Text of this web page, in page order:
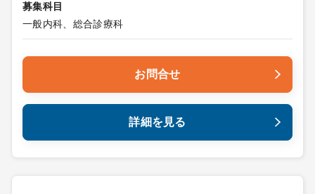
募集科目
一般内科、総合診療科
お問合せ
詳細を見る